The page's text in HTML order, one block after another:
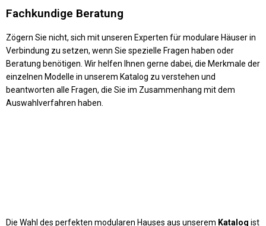
Fachkundige Beratung
Zögern Sie nicht, sich mit unseren Experten für modulare Häuser in
Verbindung zu setzen, wenn Sie spezielle Fragen haben oder
Beratung benötigen. Wir helfen Ihnen gerne dabei, die Merkmale der
einzelnen Modelle in unserem Katalog zu verstehen und
beantworten alle Fragen, die Sie im Zusammenhang mit dem
Auswahlverfahren haben.
Die Wahl des perfekten modularen Hauses aus unserem Katalog ist